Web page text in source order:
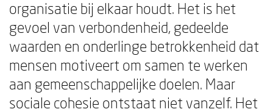
organisatie bij elkaar houdt. Het is het
gevoel van verbondenheid, gedeelde
waarden en onderlinge betrokkenheid dat
mensen motiveert om samen te werken
aan gemeenschappelijke doelen. Maar
sociale cohesie ontstaat niet vanzelf. Het